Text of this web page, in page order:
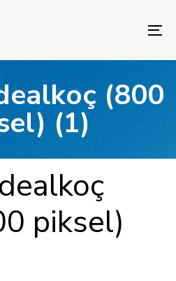
(800
(1)
piksel)